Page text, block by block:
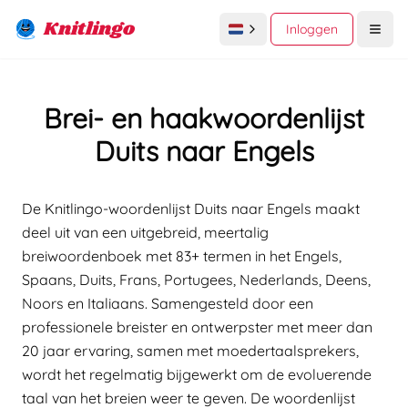
Knitlingo Inloggen
Brei- en haakwoordenlijst
Duits naar Engels
De Knitlingo-woordenlijst Duits naar Engels maakt
deel uit van een uitgebreid, meertalig
breiwoordenboek met 83+ termen in het Engels,
Spaans, Duits, Frans, Portugees, Nederlands, Deens,
Noors en Italiaans. Samengesteld door een
professionele breister en ontwerpster met meer dan
20 jaar ervaring, samen met moedertaalsprekers,
wordt het regelmatig bijgewerkt om de evoluerende
taal van het breien weer te geven. De woordenlijst